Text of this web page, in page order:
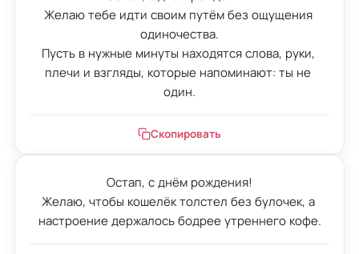
Желаю тебе идти своим путём без ощущения
одиночества.
Пусть в нужные минуты находятся слова, руки,
плечи и взгляды, которые напоминают: ты не
один.
Скопировать
Остап, с днём рождения!
Желаю, чтобы кошелёк толстел без булочек, а
настроение держалось бодрее утреннего кофе.